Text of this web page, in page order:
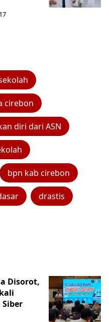
cirebon
diri dari ASN
bpn kab cirebon
drastis
Disorot,